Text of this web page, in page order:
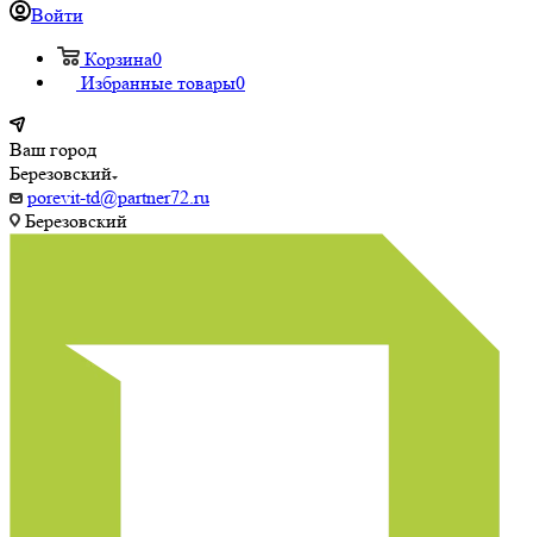
Войти
Корзина0
Избранные товары0
Ваш город
Березовский
porevit-td@partner72.ru
Березовский